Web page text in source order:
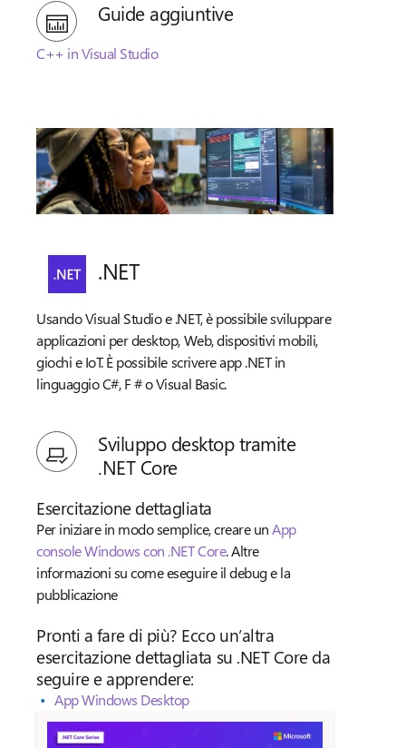
Guide aggiuntive
C++ in Visual Studio
.NET
Usando Visual Studio e .NET, è possibile sviluppare
applicazioni per desktop, Web, dispositivi mobili,
giochi e IoT. È possibile scrivere app .NET in
linguaggio C#, F # o Visual Basic.
Sviluppo desktop tramite
.NET Core
Esercitazione dettagliata
Per iniziare in modo semplice, creare unApp
console Windows con .NET Core. Altre
informazioni su come eseguire il debug e la
pubblicazione
Pronti a fare di più? Ecco un’altra
esercitazione dettagliata su .NET Core da
seguire e apprendere:
App Windows Desktop